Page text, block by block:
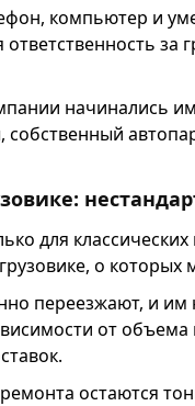
компьютер и
за
начинались
для
о которых
переезжают, и
от
остаются